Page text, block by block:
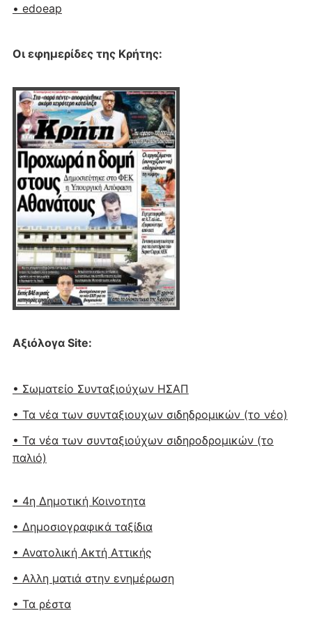
• edoeap
Οι εφημερίδες της Κρήτης:
Αξιόλογα Site:
• Σωματείο Συνταξιούχων ΗΣΑΠ
• Τα νέα των συνταξιουχων σιδηδρομικών (το νέο)
• Τα νέα των συνταξιούχων σιδηροδρομικών (το
παλιό)
• 4η Δημοτική Κοινοτητα
• Δημοσιογραφικά ταξίδια
• Ανατολική Ακτή Αττικής
• Αλλη ματιά στην ενημέρωση
• Τα ρέστα